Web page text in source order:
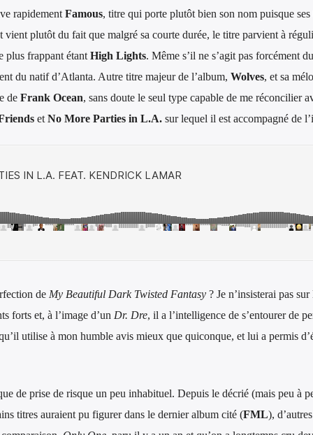
rapidement Famous, titre qui porte plutôt bien son nom puisque
vient plutôt du fait que malgré sa courte durée, le titre parvient à
plus frappant étant High Lights. Même s’il ne s’agit pas forcément
du natif d’Atlanta. Autre titre majeur de l’album, Wolves, et sa
de Frank Ocean, sans doute le seul type capable de me réconcilier
et No More Parties in L.A. sur lequel il est accompagné de
de My Beautiful Dark Twisted Fantasy ? Je n’insisterai pas
forts et, à l’image d’un Dr. Dre, il a l’intelligence de s’entourer de
utilise à mon humble avis mieux que quiconque, et lui a permis
de prise de risque un peu inhabituel. Depuis le décrié (mais peu à
titres auraient pu figurer dans le dernier album cité (FML),